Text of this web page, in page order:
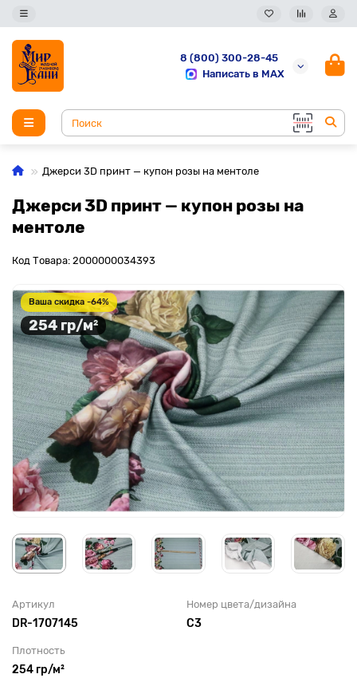
8 (800) 300-28-45
Написать в MAX
Джерси 3D принт — купон розы на ментоле
Джерси 3D принт — купон розы на
ментоле
Код Товара: 2000000034393
Ваша скидка -64%
254 гр/м²
Артикул
DR-1707145
Номер цвета/дизайна
С3
Плотность
254 гр/м²